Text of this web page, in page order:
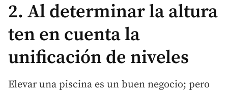
2. Al determinar la altura
ten en cuenta la
unificación de niveles
Elevar una piscina es un buen negocio; pero